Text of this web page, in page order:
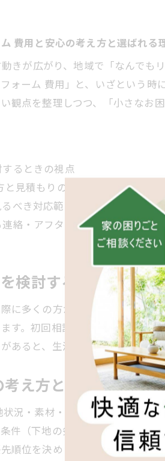
費用と安心の考え方と選ばれる
きが広がり、地域で「なんでも
ォーム 費用」と、いざという
観点を整理しつつ、「小さなお
るときの視点
見積もりの透明性
べき対応範囲
絡・アフター
検討するときの視点
に多くの方が重視するのは、相
す。初回相談で課題の整理、概
あると、生活の小さな悩みも相
え方と見積もりの透
状況・素材・工期・安全対策で
件（下地の劣化など）を事前に
順位を決められます。